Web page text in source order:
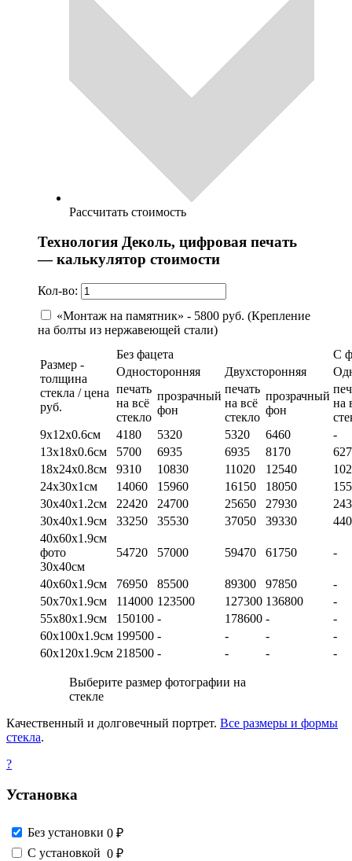
Рассчитать стоимость
Технология Деколь, цифровая печать
— калькулятор стоимости
Кол-во:
«Монтаж на памятник» - 5800 руб. (Крепление
на болты из нержавеющей стали)
Размер -
толщина
стекла / цена
руб.
Без фацета
С
Односторонняя
Двухсторонняя
печать
на всё
стекло
прозрачный
фон
печать
на всё
стекло
прозрачный
фон
на
9х12х0.6см
4180 5320 5320 6460
-
13х18х0.6см
5700 6935 6935 8170
18х24х0.8см
9310 10830 11020 12540
24х30х1см
14060 15960 16150 18050
30х40х1.2см
22420 24700 25650 27930
30х40х1.9см
33250 35530 37050 39330
40х60х1.9см
фото
30х40см
54720 57000 59470 61750 -
40х60х1.9см 76950 85500 89300 97850
-
50х70х1.9см
114000 123500 127300 136800
-
55х80х1.9см
150100 - 178600 -
-
60х100х1.9см 199500 - - -
-
60х120х1.9см 218500 - - - -
Выберите размер фотографии на
стекле
Качественный и долговечный портрет. Все размеры и формы
стекла.
?
Установка
Без установки 0 ₽
С установкой 0 ₽